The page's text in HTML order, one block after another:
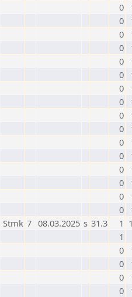
0
0
0
0
0
0
0
0
0
0
0
0
0
0
0
0
Stmk 7 08.03.2025 s 31.3 1
1
0
0
0
0